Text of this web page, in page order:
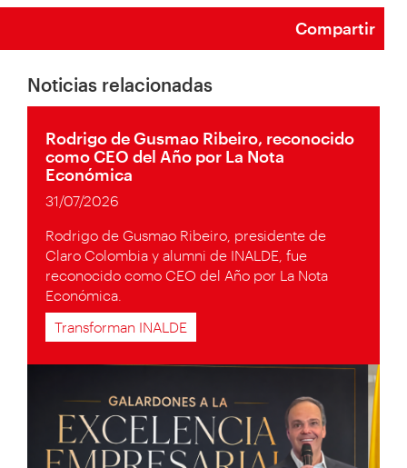
Compartir
Noticias relacionadas
Rodrigo de Gusmao Ribeiro, reconocido
como CEO del Año por La Nota
Económica
31/07/2026
Rodrigo de Gusmao Ribeiro, presidente de
Claro Colombia y alumni de INALDE, fue
reconocido como CEO del Año por La Nota
Económica.
Transforman INALDE